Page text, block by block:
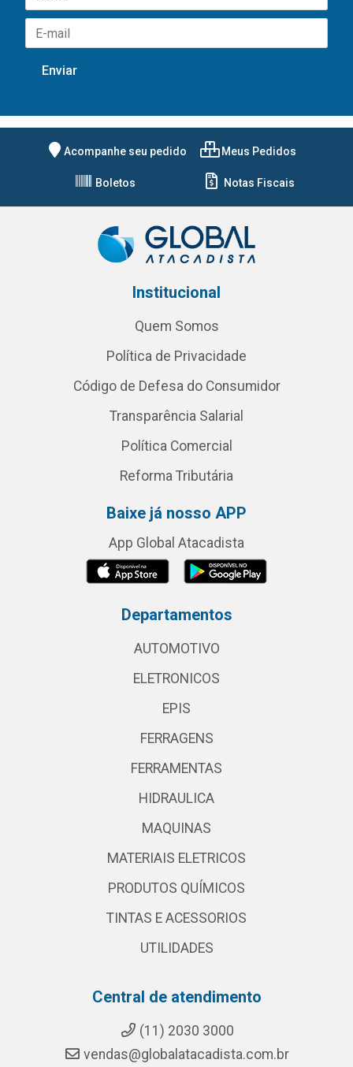
Acompanhe seu pedido Meus Pedidos
Boletos Notas Fiscais
Institucional
Quem Somos
Política de Privacidade
Código de Defesa do Consumidor
Transparência Salarial
Política Comercial
Reforma Tributária
Baixe já nosso APP
App Global Atacadista
Departamentos
AUTOMOTIVO
ELETRONICOS
EPIS
FERRAGENS
FERRAMENTAS
HIDRAULICA
MAQUINAS
MATERIAIS ELETRICOS
PRODUTOS QUÍMICOS
TINTAS E ACESSORIOS
UTILIDADES
Central de atendimento
(11) 2030 3000
vendas@globalatacadista.com.br